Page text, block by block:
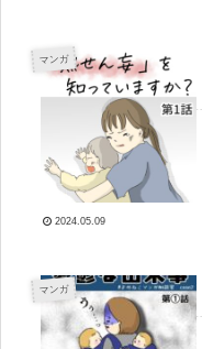
マンガ
2024.05.09
マンガ